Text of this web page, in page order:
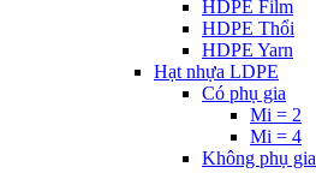
HDPE Film
HDPE Thổi
HDPE Yarn
Hạt nhựa LDPE
Có phụ gia
Mi = 2
Mi = 4
Không phụ gia